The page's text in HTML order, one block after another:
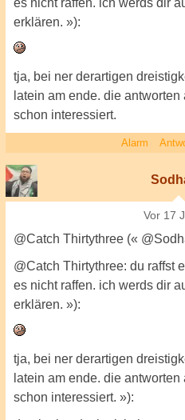
es nicht raffen. ich werds dir
erklären. »):
tja, bei ner derartigen
latein am ende. die
schon interessiert.
Alarm
Vor 17
@Catch Thirtythree («
@Catch Thirtythree: du raffst
es nicht raffen. ich werds dir
erklären. »):
tja, bei ner derartigen
latein am ende. die
schon interessiert. »):